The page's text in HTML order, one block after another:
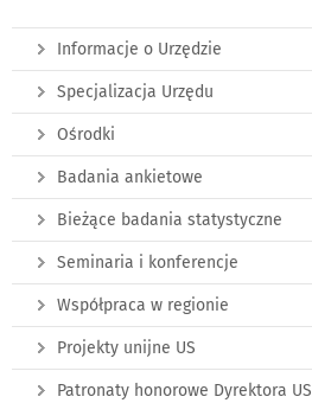
Informacje o Urzędzie
Specjalizacja Urzędu
Ośrodki
Badania ankietowe
Bieżące badania statystyczne
Seminaria i konferencje
Współpraca w regionie
Projekty unijne US
Patronaty honorowe Dyrektora US